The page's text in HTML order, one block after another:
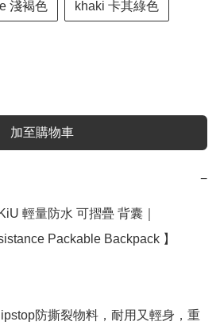
淺褐色 khaki 卡其綠色
加至購物車
−
輕量防水 可摺疊 背囊｜
Packable Backpack 】
防撕裂物料，耐用又輕身，重